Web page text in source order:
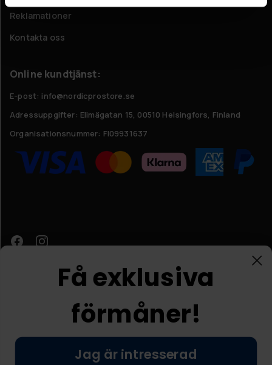
Reklamationer
Kontakta oss
Online kundtjänst:
E-post: info@nordicprostore.se
Adressuppgifter: Elimägatan 15, 00510 Helsingfors, Finland
Organisationsnummer: FI09931637
© Nordic Prostore 2026
Få exklusiva
förmåner!
Jag är intresserad